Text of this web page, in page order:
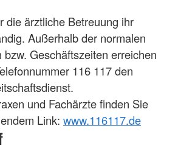
die ärztliche Betreuung ihr
Außerhalb der normalen
bzw. Geschäftszeiten erreichen
116 117 den
und Fachärzte finden Sie
Link: www.116117.de